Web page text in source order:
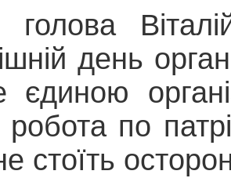
голова
день
робота по
стоїть